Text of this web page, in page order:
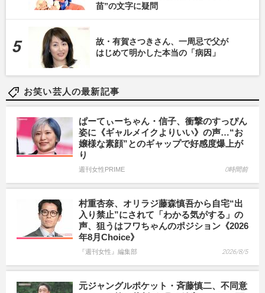
苗”の文字に疑問
故・有賀さつきさん、一周忌で父が
はじめて明かした本当の「病因」
お笑い芸人の最新記事
ぱーてぃーちゃん・信子、衝撃のすっぴん
姿に《ギャルメイクよりいい》の声…“お
嬢様な素顔”とのギャップで好感度爆上が
り
週刊女性PRIME 0時間前
村重杏奈、オリラジ藤森慎吾から自宅“出
入り禁止”にされて「わかる気がする」の
声、狙うはフワちゃんのポジション《2026
年8月Choice》
『週刊女性』編集部 2026/8/5
元ジャングルポケット・斉藤慎二、不同意